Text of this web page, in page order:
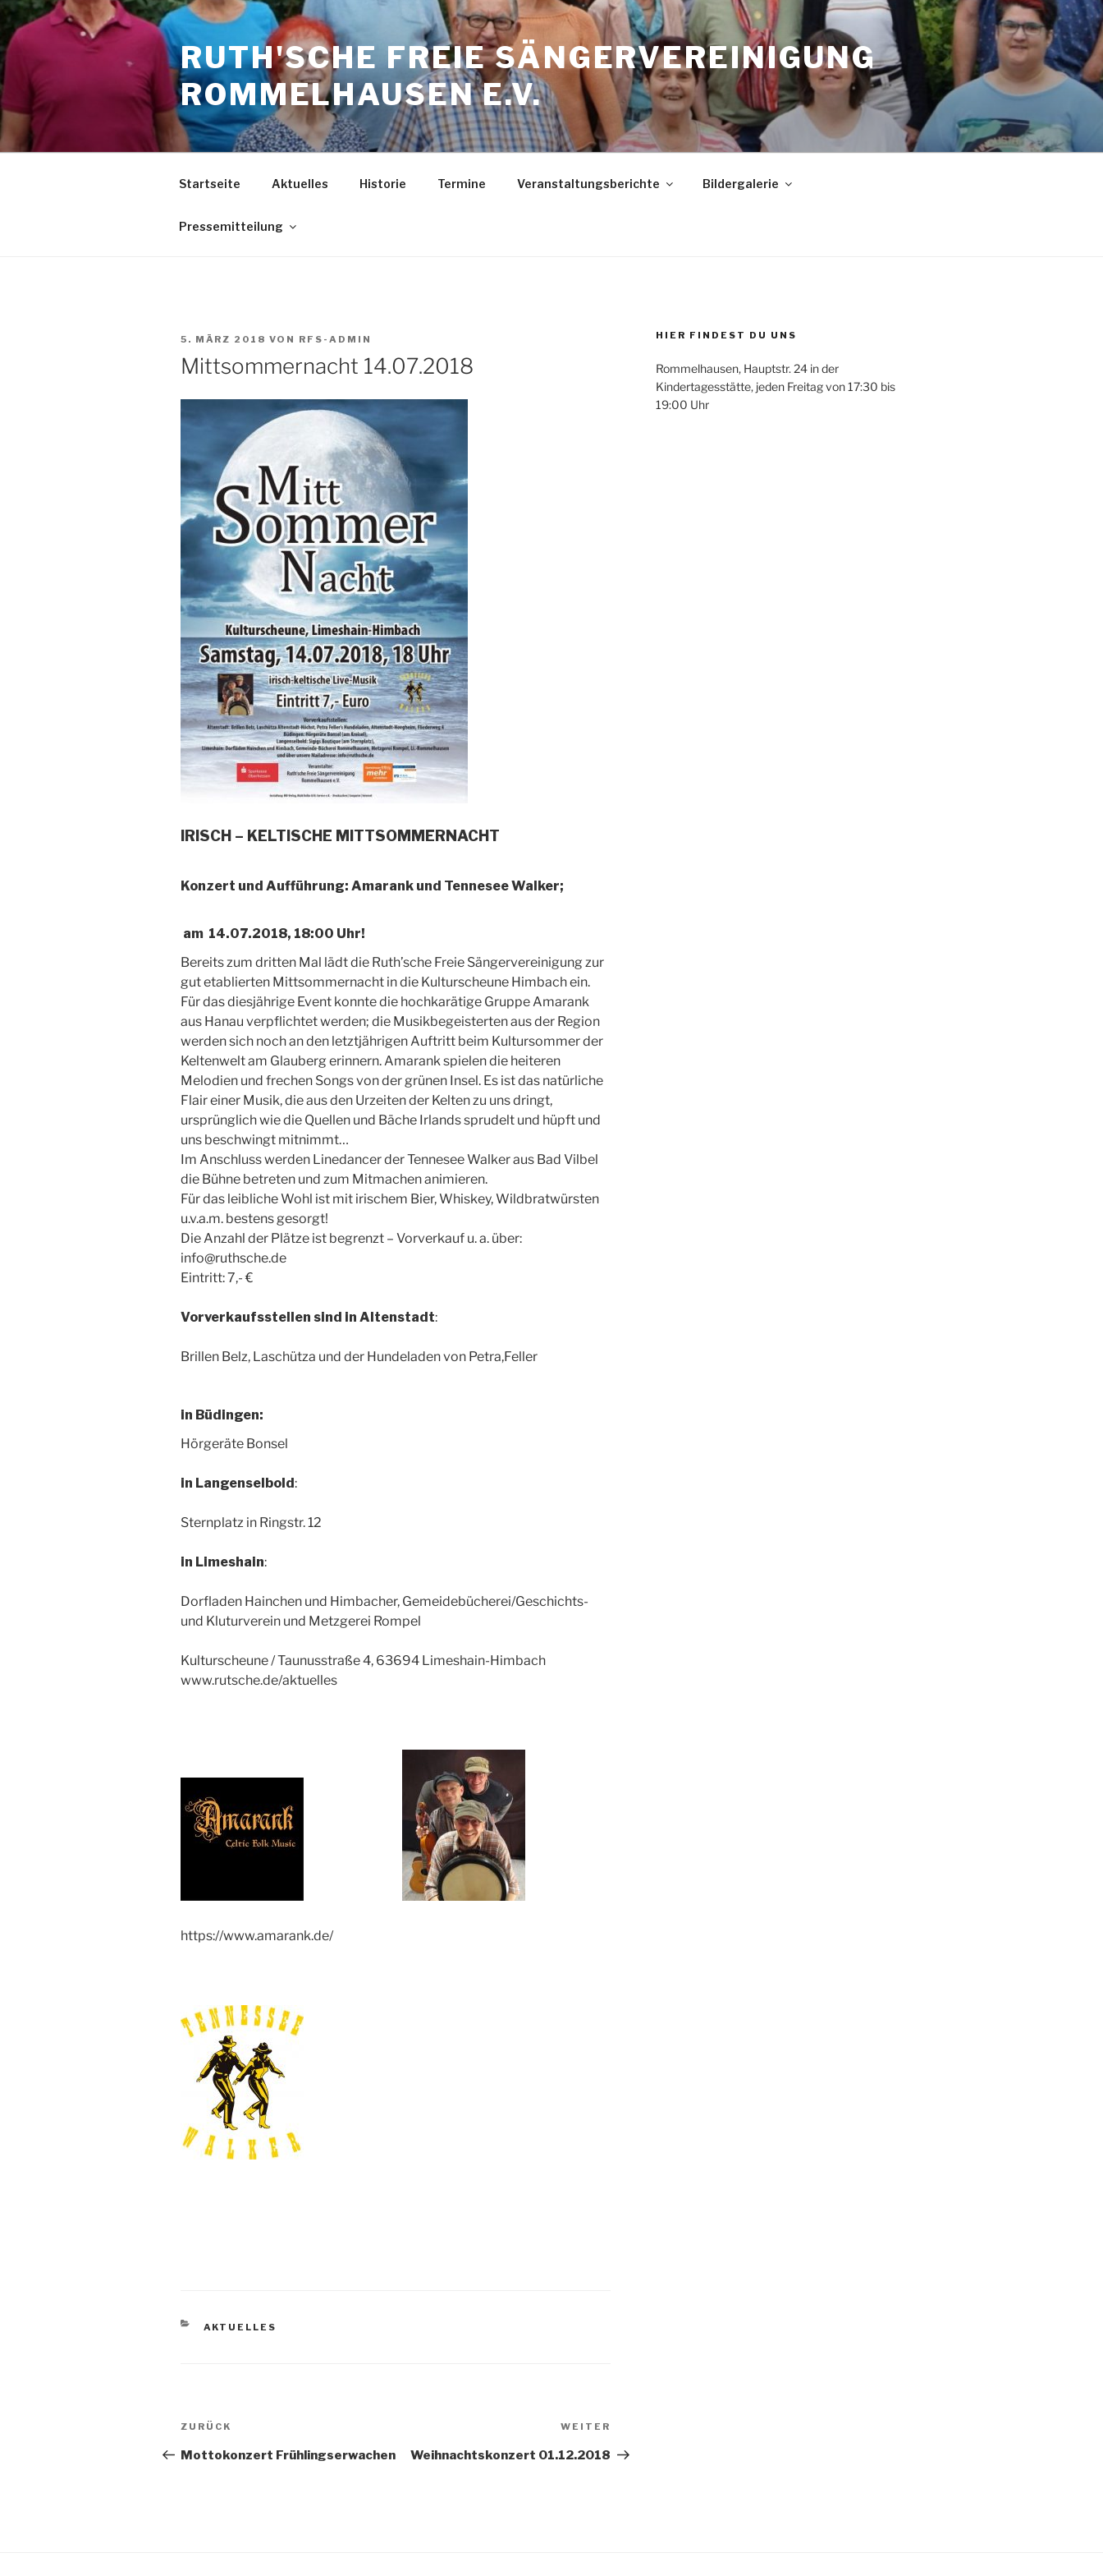
Zum
Inhalt
springen
RUTH'SCHE FREIE SÄNGERVEREINIGUNG
ROMMELHAUSEN E.V.
Startseite Aktuelles Historie Termine Veranstaltungsberichte Bildergalerie
Pressemitteilung
VERÖFFENTLICHT
AM
5. MÄRZ 2018 VON RFS-ADMIN
Mittsommernacht 14.07.2018
IRISCH – KELTISCHE MITTSOMMERNACHT
Konzert und Aufführung: Amarank und Tennesee Walker;
am 14.07.2018, 18:00 Uhr!
Bereits zum dritten Mal lädt die Ruth’sche Freie Sängervereinigung zur
gut etablierten Mittsommernacht in die Kulturscheune Himbach ein.
Für das diesjährige Event konnte die hochkarätige Gruppe Amarank
aus Hanau verpflichtet werden; die Musikbegeisterten aus der Region
werden sich noch an den letztjährigen Auftritt beim Kultursommer der
Keltenwelt am Glauberg erinnern. Amarank spielen die heiteren
Melodien und frechen Songs von der grünen Insel. Es ist das natürliche
Flair einer Musik, die aus den Urzeiten der Kelten zu uns dringt,
ursprünglich wie die Quellen und Bäche Irlands sprudelt und hüpft und
uns beschwingt mitnimmt…
Im Anschluss werden Linedancer der Tennesee Walker aus Bad Vilbel
die Bühne betreten und zum Mitmachen animieren.
Für das leibliche Wohl ist mit irischem Bier, Whiskey, Wildbratwürsten
u.v.a.m. bestens gesorgt!
Die Anzahl der Plätze ist begrenzt – Vorverkauf u. a. über:
info@ruthsche.de
Eintritt: 7,- €
Vorverkaufsstellen sind in Altenstadt:
Brillen Belz, Laschütza und der Hundeladen von Petra,Feller
in Büdingen:
Hörgeräte Bonsel
in Langenselbold:
Sternplatz in Ringstr. 12
in Limeshain:
Dorfladen Hainchen und Himbacher, Gemeidebücherei/Geschichts-
und Kluturverein und Metzgerei Rompel
Kulturscheune / Taunusstraße 4, 63694 Limeshain-Himbach
www.rutsche.de/aktuelles
https://www.amarank.de/
KATEGORIEN
AKTUELLES
Beitragsnavigation
Vorheriger
ZURÜCK
Mottokonzert Frühlingserwachen
WEITER
Weihnachtskonzert 01.12.2018
HIER FINDEST DU UNS
Rommelhausen, Hauptstr. 24 in der
Kindertagesstätte, jeden Freitag von 17:30 bis
19:00 Uhr